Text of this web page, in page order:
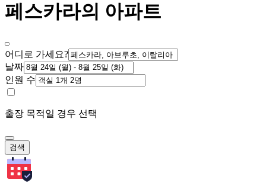
페스카라의 아파트
어디로 가세요?
날짜
인원 수
출장 목적일 경우 선택
검색